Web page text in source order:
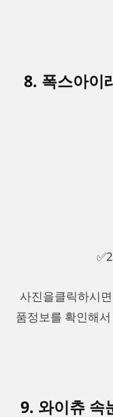
8. 폭스아이
사진을클릭하시면
품정보를 확인해
9. 와이츄 속